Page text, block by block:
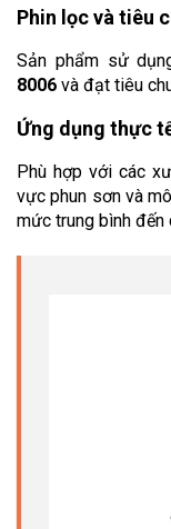
Phin lọc và tiêu
Sản phẩm sử
8006 và đạt tiêu
Ứng dụng thực
Phù hợp với các
vực phun sơn và
mức trung bình đến